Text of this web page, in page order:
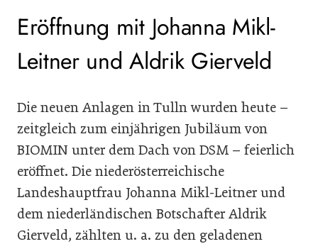
Eröffnung mit Johanna Mikl-
Leitner und Aldrik Gierveld
Die neuen Anlagen in Tulln wurden heute –
zeitgleich zum einjährigen Jubiläum von
BIOMIN unter dem Dach von DSM – feierlich
eröffnet. Die niederösterreichische
Landeshauptfrau Johanna Mikl-Leitner und
dem niederländischen Botschafter Aldrik
Gierveld, zählten u. a. zu den geladenen